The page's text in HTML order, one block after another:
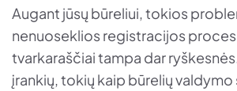
Augant jūsų būreliui, tokios
nenuoseklios registracijos
tvarkaraščiai tampa dar
įrankių, tokių kaip būrelių valdymo